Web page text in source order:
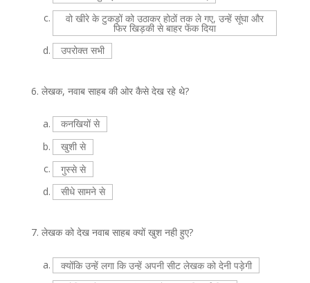
c.
वो खीरे के टुकड़ों को उठाकर होठों तक ले गए, उन्हें सूंघा और
फिर खिड़की से बाहर फेंक दिया
d.
उपरोक्त सभी
6. लेखक, नवाब साहब की ओर कैसे देख रहे थे?
a.
कनखियों से
b.
खुशी से
c.
गुस्से से
d.
सीधे सामने से
7. लेखक को देख नवाब साहब क्यों खुश नही हुए?
a.
क्योंकि उन्हें लगा कि उन्हें अपनी सीट लेखक को देनी पड़ेगी